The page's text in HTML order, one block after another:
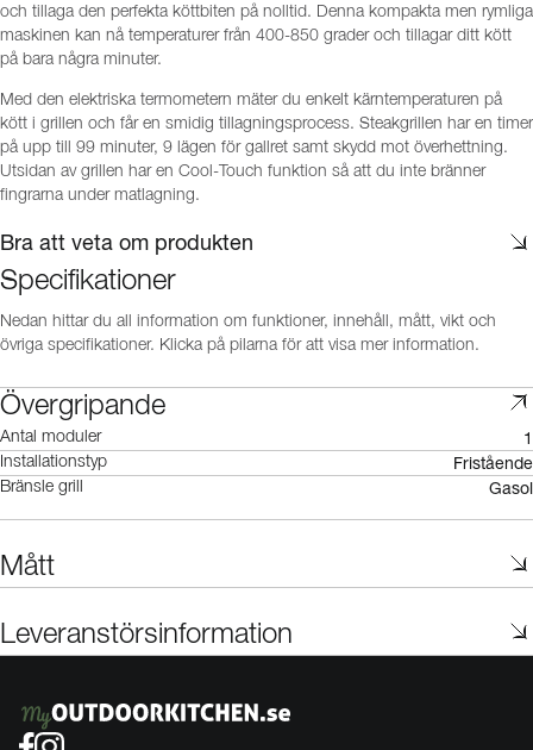
och tillaga den perfekta köttbiten på nolltid. Denna kompakta men rymliga
maskinen kan nå temperaturer från 400-850 grader och tillagar ditt kött
på bara några minuter.
Med den elektriska termometern mäter du enkelt kärntemperaturen på
kött i grillen och får en smidig tillagningsprocess. Steakgrillen har en timer
på upp till 99 minuter, 9 lägen för gallret samt skydd mot överhettning.
Utsidan av grillen har en Cool-Touch funktion så att du inte bränner
fingrarna under matlagning.
Bra att veta om produkten
Specifikationer
Nedan hittar du all information om funktioner, innehåll, mått, vikt och
övriga specifikationer. Klicka på pilarna för att visa mer information.
Övergripande
Antal moduler 1
Installationstyp Fristående
Bränsle grill Gasol
Mått
Leveranstörsinformation